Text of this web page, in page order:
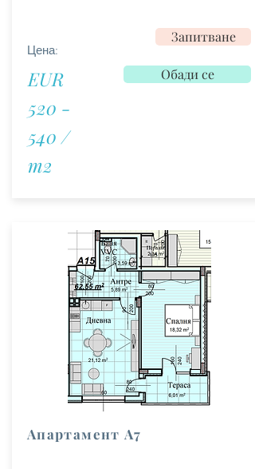
Цена:
EUR
520 -
540 /
m2
Запитване
Обади се
Апартамент А7